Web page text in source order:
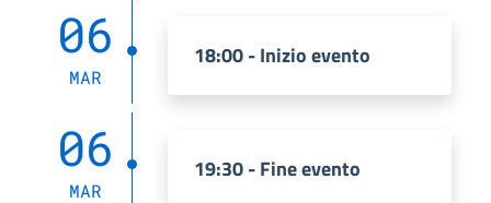
06
MAR
18:00 - Inizio evento
06
MAR
19:30 - Fine evento